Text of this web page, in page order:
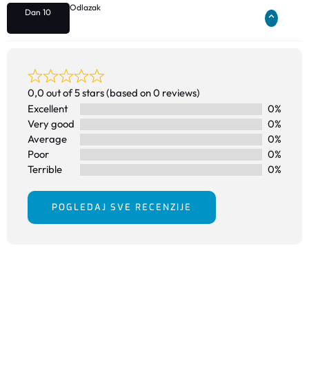
Dan 10 Odlazak
0,0 out of 5 stars (based on 0 reviews)
Excellent
0%
Very good
0%
Average
0%
Poor
0%
Terrible
0%
POGLEDAJ SVE RECENZIJE